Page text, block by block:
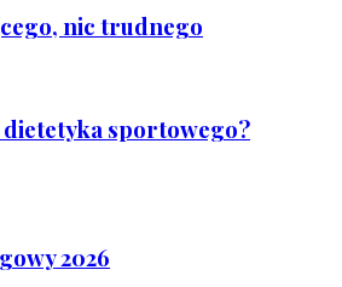
nic trudnego
dietetyka sportowego?
2026